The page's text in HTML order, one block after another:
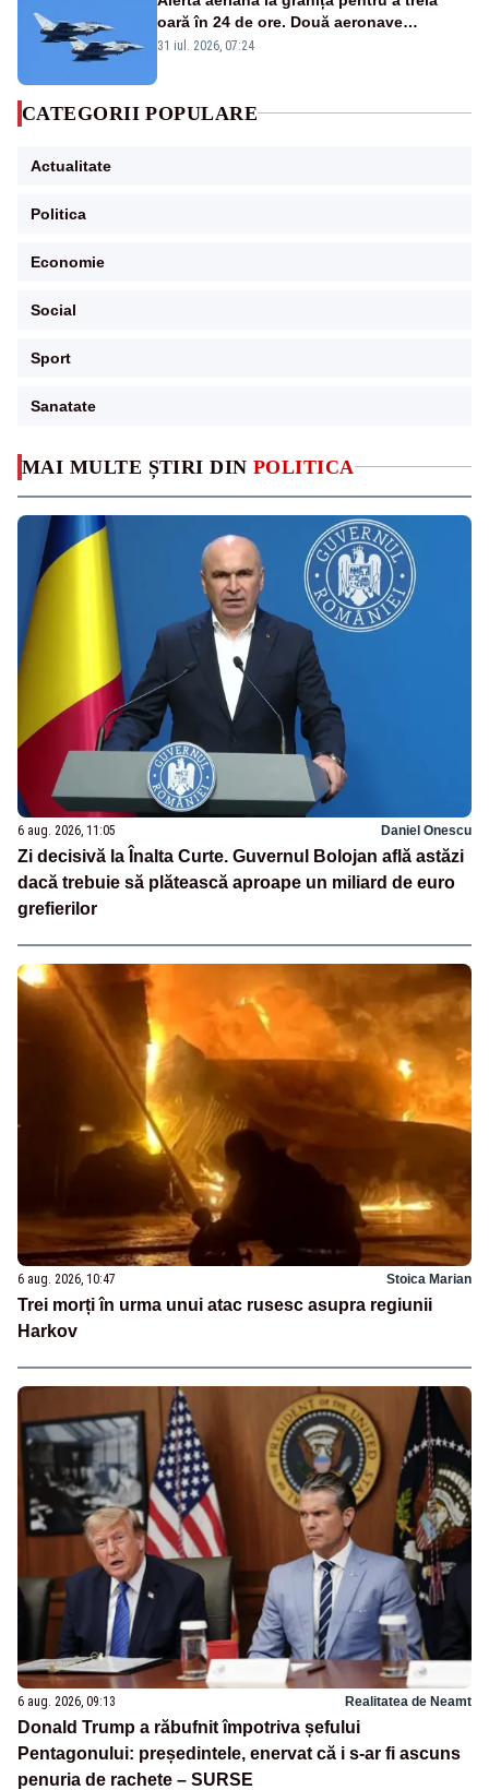
MAI MULTE ȘTIRI DIN POLITICA
6 aug. 2026, 11:05 Daniel Onescu
Zi decisivă la Înalta Curte. Guvernul Bolojan află astăzi
dacă trebuie să plătească aproape un miliard de euro
grefierilor
6 aug. 2026, 10:47 Stoica Marian
Trei morți în urma unui atac rusesc asupra regiunii
Harkov
6 aug. 2026, 09:13 Realitatea de Neamt
Donald Trump a răbufnit împotriva șefului
Pentagonului: președintele, enervat că i s-ar fi ascuns
penuria de rachete – SURSE
oară în 24 de ore. Două aeronave
Eurofighter britanice au fost ridicate de la
31 iul. 2026, 07:24
CATEGORII POPULARE
Actualitate
Politica
Economie
Social
Sport
Sanatate